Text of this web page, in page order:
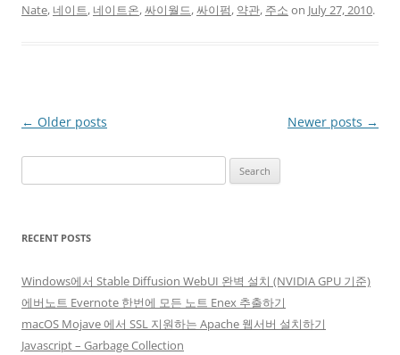
Nate, 네이트, 네이트온,싸이월드,싸이펌, 약관, 주소 on July 27, 2010.
Post
← Older posts Newer posts →
for:
RECENT POSTS
Windows에서 Stable Diffusion WebUI 완벽 설치 (NVIDIA GPU 기준)
에버노트 Evernote 한번에 모든 노트 Enex 추출하기
macOS Mojave 에서 SSL 지원하는 Apache 웹서버 설치하기
Javascript – Garbage Collection